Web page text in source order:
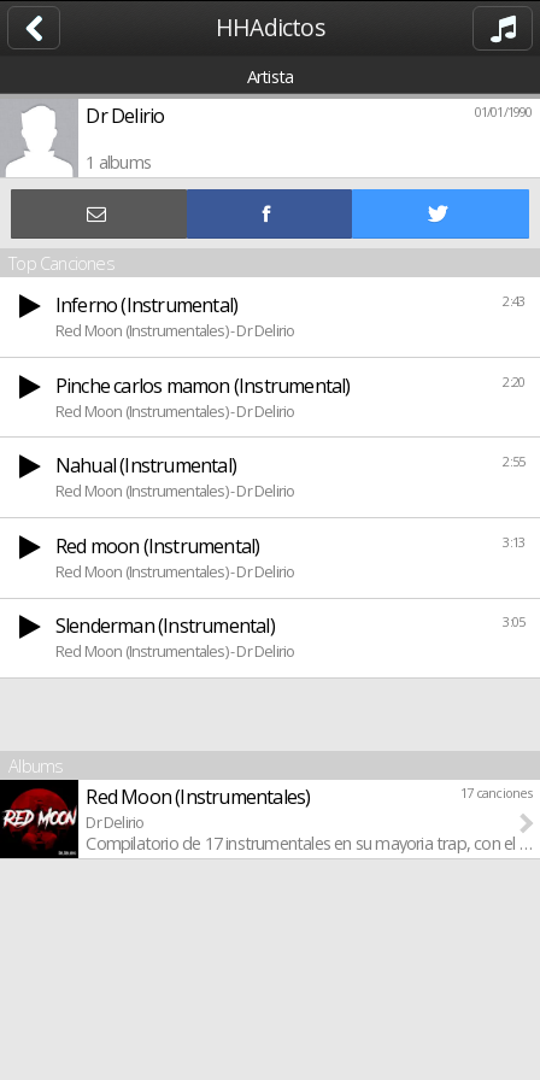
HHAdictos
Artista
01/01/1990
Dr Delirio
1 albums
Top Canciones
2:43
Inferno (Instrumental)
Red Moon (Instrumentales) - Dr Delirio
2:20
Pinche carlos mamon (Instrumental)
Red Moon (Instrumentales) - Dr Delirio
2:55
Nahual (Instrumental)
Red Moon (Instrumentales) - Dr Delirio
3:13
Red moon (Instrumental)
Red Moon (Instrumentales) - Dr Delirio
3:05
Slenderman (Instrumental)
Red Moon (Instrumentales) - Dr Delirio
Albums
17 canciones
Red Moon (Instrumentales)
Dr Delirio
Compilatorio de 17 instrumentales en su mayoria trap, con el